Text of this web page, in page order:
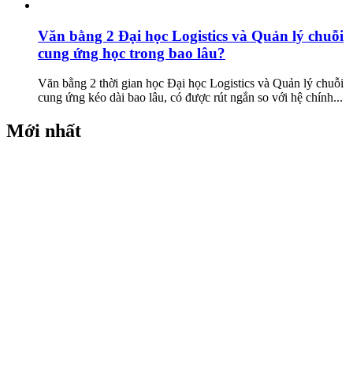
Văn bằng 2 Đại học Logistics và Quản lý chuỗi
cung ứng học trong bao lâu?
Văn bằng 2 thời gian học Đại học Logistics và Quản lý chuỗi
cung ứng kéo dài bao lâu, có được rút ngắn so với hệ chính...
Mới nhất